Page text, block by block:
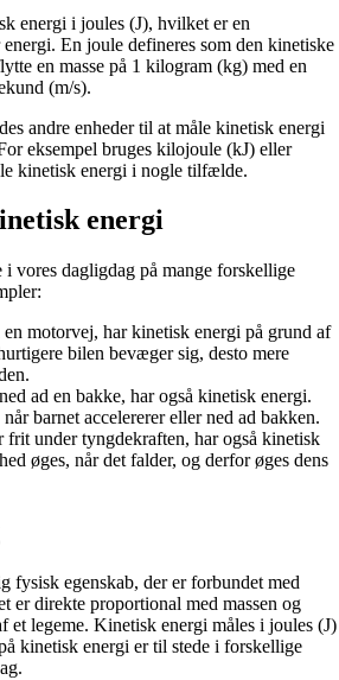
energi i joules (J), hvilket er en
En joule defineres som den kinetiske
en masse på 1 kilogram (kg) med en
(m/s).
andre enheder til at måle kinetisk energi
eksempel bruges kilojoule (kJ) eller
kinetisk energi i nogle tilfælde.
energi
vores dagligdag på mange forskellige
motorvej, har kinetisk energi på grund af
bilen bevæger sig, desto mere
ad en bakke, har også kinetisk energi.
barnet accelererer eller ned ad bakken.
frit under tyngdekraften, har også kinetisk
øges, når det falder, og derfor øges dens
fysisk egenskab, der er forbundet med
er direkte proportional med massen og
et legeme. Kinetisk energi måles i joules (J)
kinetisk energi er til stede i forskellige